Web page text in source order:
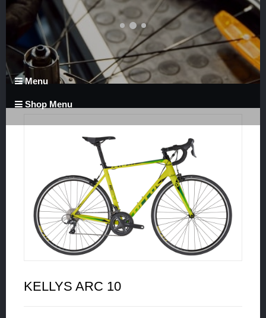
Menu
Shop Menu
KELLYS ARC 10